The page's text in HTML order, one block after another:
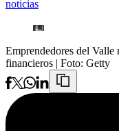
noticias
Emprendedores del Valle
financieros | Foto: Getty